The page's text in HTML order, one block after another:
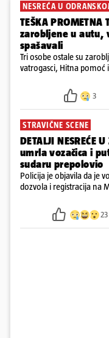
NESREĆA U
TEŠKA
zarobljene u autu,
spašavali
Tri osobe ostale su
vatrogasci, Hitna pomoć
3
STRAVIČNE SCENE
DETALJI NESREĆE
umrla vozačica i
sudaru prepolovio
Policija je objavila da je
dozvola i registracija na
23